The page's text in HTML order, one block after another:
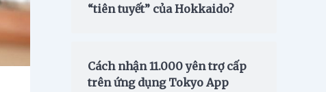
“tiên tuyết” của Hokkaido?
Cách nhận 11.000 yên trợ cấp
trên ứng dụng Tokyo App